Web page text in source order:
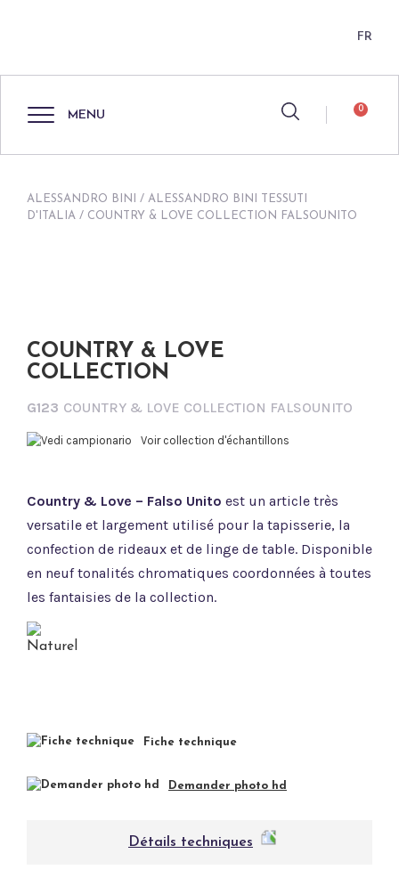
FR
MENU 0
ALESSANDRO BINI / ALESSANDRO BINI TESSUTI
D'ITALIA / COUNTRY & LOVE COLLECTION FALSOUNITO
COUNTRY & LOVE
COLLECTION
G123 COUNTRY & LOVE COLLECTION FALSOUNITO
Voir collection d'échantillons
Country & Love – Falso Unito est un article très
versatile et largement utilisé pour la tapisserie, la
confection de rideaux et de linge de table. Disponible
en neuf tonalités chromatiques coordonnées à toutes
les fantaisies de la collection.
Fiche technique
Demander photo hd
Détails techniques